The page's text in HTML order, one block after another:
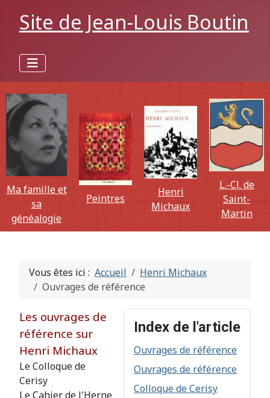
Site de Jean-Louis Boutin
Ma famille et
sa
généalogie
Peintres
Henri
Michaux
L.-Cl. de
Saint-
Martin
Vous êtes ici : Accueil
Henri Michaux
Ouvrages de référence
Index de l'article
Ouvrages de référence
Ouvrages de référence
Colloque de Cerisy
Les ouvrages de
référence sur
Henri Michaux
Le Colloque de
Cerisy
Le Cahier de l'Herne